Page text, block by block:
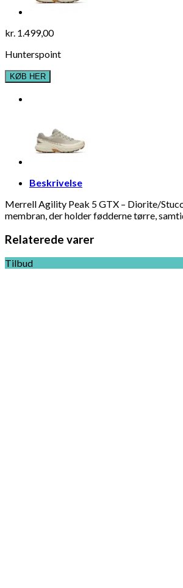
kr. 1.499,00
Hunterspoint
KØB HER
Beskrivelse
Merrell Agility Peak 5 GTX – Diorite/
membran, der holder fødderne tørre,
Relaterede varer
Tilbud